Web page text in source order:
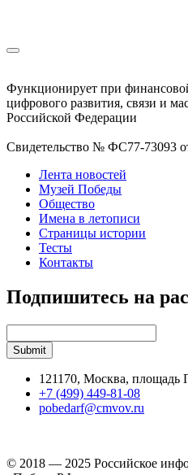
Функционирует при
цифрового развития, связи и
Российской Федерации
Свидетельство № ФС77-73093
Лента новостей
Музей Победы
Общество
Имена в летописи
Страницы истории
Тесты
Контакты
Подпишитесь на
121170, Москва, площадь
+7 (499) 449-81-08
pobedarf@cmvov.ru
© 2018 — 2025 Российское